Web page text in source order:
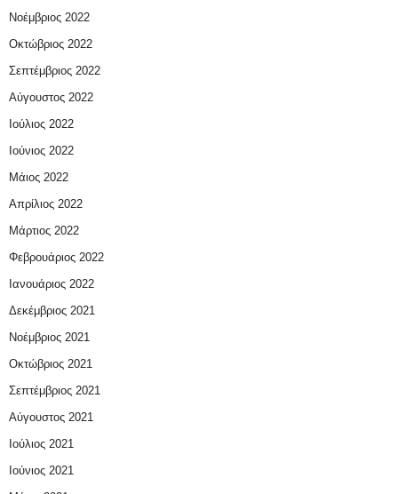
Νοέμβριος 2022
Οκτώβριος 2022
Σεπτέμβριος 2022
Αύγουστος 2022
Ιούλιος 2022
Ιούνιος 2022
Μάιος 2022
Απρίλιος 2022
Μάρτιος 2022
Φεβρουάριος 2022
Ιανουάριος 2022
Δεκέμβριος 2021
Νοέμβριος 2021
Οκτώβριος 2021
Σεπτέμβριος 2021
Αύγουστος 2021
Ιούλιος 2021
Ιούνιος 2021